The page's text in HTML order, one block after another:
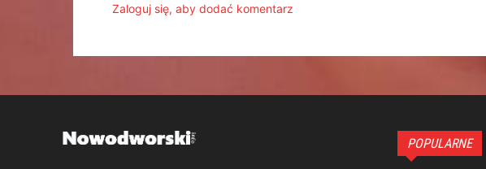
Zaloguj się, aby dodać komentarz
POPULARNE